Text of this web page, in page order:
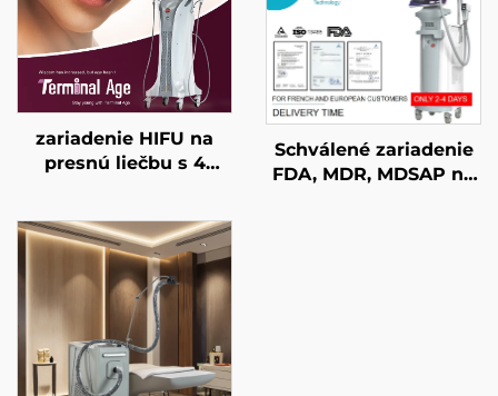
zariadenie HIFU na
presnú liečbu s 4
stiahnutie pokožky,
modelovanie tela,
liečba starnutia
Schválené zariadenie
FDA, MDR, MDSAP na